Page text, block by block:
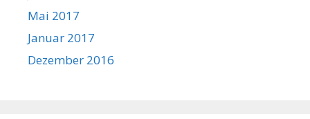
Mai 2017
Januar 2017
Dezember 2016